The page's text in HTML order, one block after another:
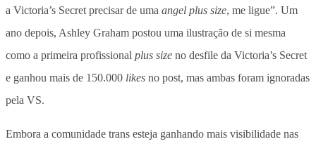
a Victoria’s Secret precisar de uma angel plus size, me ligue”. Um
ano depois, Ashley Graham postou uma ilustração de si mesma
como a primeira profissional plus size no desfile da Victoria’s Secret
e ganhou mais de 150.000 likes no post, mas ambas foram ignoradas
pela VS.
Embora a comunidade trans esteja ganhando mais visibilidade nas